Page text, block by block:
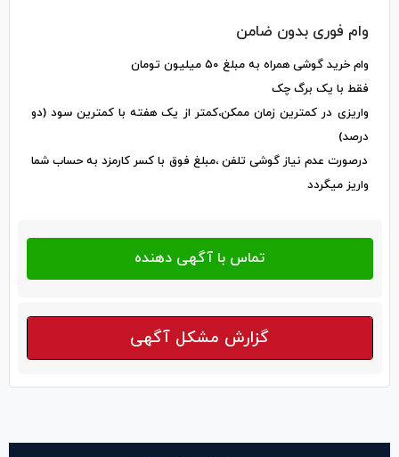
وام فوری بدون ضامن
وام خرید گوشی همراه به مبلغ ۵۰ میلیون تومان
فقط با یک برگ چک
واریزی در کمترین زمان ممکن،کمتر از یک هفته با کمترین سود (دو
درصد)
درصورت عدم نیاز گوشی تلفن ،مبلغ فوق با کسر کارمزد به حساب شما
واریز میگردد
گزارش مشکل آگهی